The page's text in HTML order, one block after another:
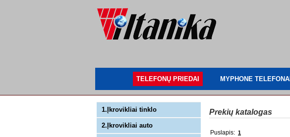
TELEFONŲ PRIEDAI MYPHONE TELEFONAI
1.Įkrovikliai tinklo
2.Įkrovikliai auto
Prekių katalogas
Puslapis: 1